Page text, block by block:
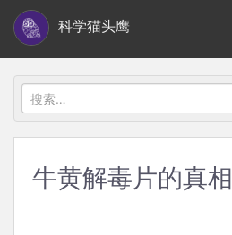
i
科学猫头鹰
搜
索：
牛黄解毒片的真相